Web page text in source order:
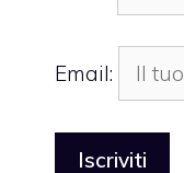
Email: